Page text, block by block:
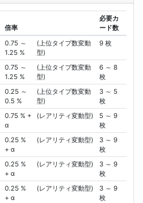
倍率
必要カ
ード数
0.75 ～
1.25 %
(上位タイプ数変動
型)
9 枚
0.75 ～
1.25 %
(上位タイプ数変動
型)
6 ～ 8
枚
0.25 ～
0.5 %
(上位タイプ数変動
型)
3 ～ 5
枚
0.75 % +
α
(レアリティ変動型)
5 ～ 9
枚
0.25 %
+ α
(レアリティ変動型)
3 ～ 9
枚
0.25 %
+ α
(レアリティ変動型)
3 ～ 9
枚
0.25 %
+ α
(レアリティ変動型)
3 ～ 9
枚